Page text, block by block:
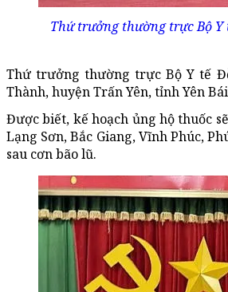
Thứ trưởng thường trực Bộ Y
Thứ trưởng thường trực Bộ Y tế
Thành, huyện Trấn Yên, tỉnh Yên
Được biết, kế hoạch ủng hộ thuốc
Lạng Sơn, Bắc Giang, Vĩnh Phúc,
sau cơn bão lũ.